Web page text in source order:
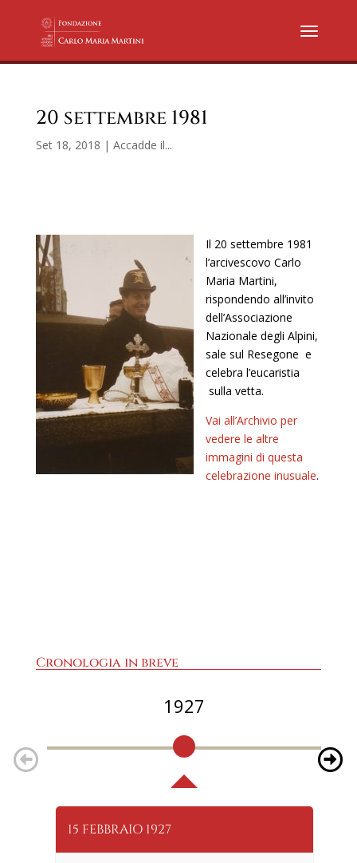
20 settembre 1981
Set 18, 2018 | Accadde il...
Il 20 settembre 1981
l’arcivescovo Carlo
Maria Martini,
rispondendo all’invito
dell’Associazione
Nazionale degli Alpini,
sale sul Resegone e
celebra l’eucaristia
sulla vetta.
Vai all’Archivio per
vedere le altre
immagini di questa
celebrazione inusuale.
Cronologia in breve
1927
15 FEBBRAIO 1927